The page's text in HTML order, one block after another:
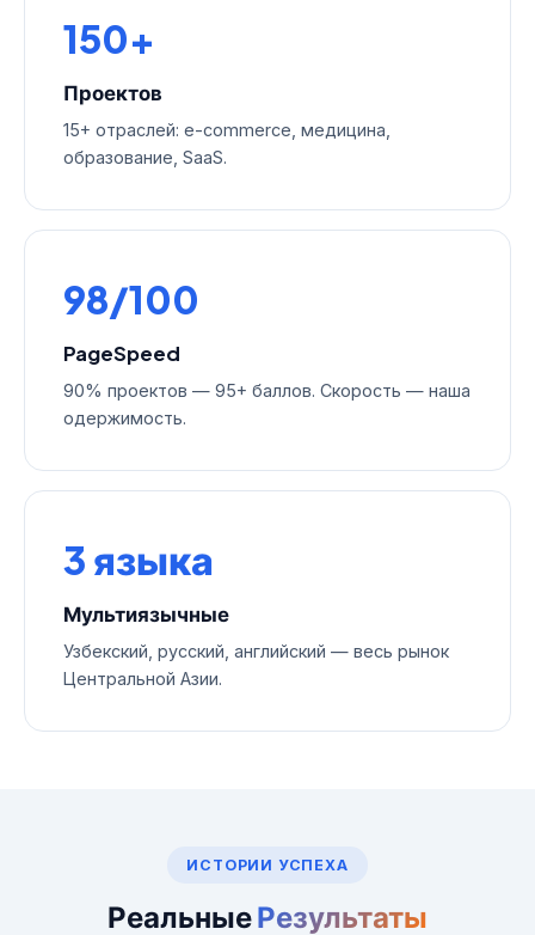
150+
Проектов
15+ отраслей: e-commerce, медицина,
образование, SaaS.
98/100
PageSpeed
90% проектов — 95+ баллов. Скорость — наша
одержимость.
3 языка
Мультиязычные
Узбекский, русский, английский — весь рынок
Центральной Азии.
ИСТОРИИ УСПЕХА
РеальныеРезультаты